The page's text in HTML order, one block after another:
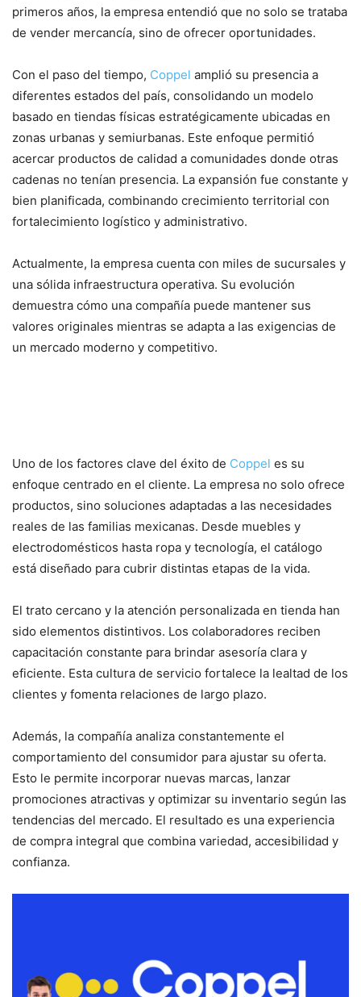
primeros años, la empresa entendió que no solo se trataba
de vender mercancía, sino de ofrecer oportunidades.
Con el paso del tiempo, Coppel amplió su presencia a
diferentes estados del país, consolidando un modelo
basado en tiendas físicas estratégicamente ubicadas en
zonas urbanas y semiurbanas. Este enfoque permitió
acercar productos de calidad a comunidades donde otras
cadenas no tenían presencia. La expansión fue constante y
bien planificada, combinando crecimiento territorial con
fortalecimiento logístico y administrativo.
Actualmente, la empresa cuenta con miles de sucursales y
una sólida infraestructura operativa. Su evolución
demuestra cómo una compañía puede mantener sus
valores originales mientras se adapta a las exigencias de
un mercado moderno y competitivo.
Uno de los factores clave del éxito de Coppel es su
enfoque centrado en el cliente. La empresa no solo ofrece
productos, sino soluciones adaptadas a las necesidades
reales de las familias mexicanas. Desde muebles y
electrodomésticos hasta ropa y tecnología, el catálogo
está diseñado para cubrir distintas etapas de la vida.
El trato cercano y la atención personalizada en tienda han
sido elementos distintivos. Los colaboradores reciben
capacitación constante para brindar asesoría clara y
eficiente. Esta cultura de servicio fortalece la lealtad de los
clientes y fomenta relaciones de largo plazo.
Además, la compañía analiza constantemente el
comportamiento del consumidor para ajustar su oferta.
Esto le permite incorporar nuevas marcas, lanzar
promociones atractivas y optimizar su inventario según las
tendencias del mercado. El resultado es una experiencia
de compra integral que combina variedad, accesibilidad y
confianza.